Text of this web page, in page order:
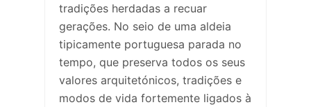
tradições herdadas a recuar
gerações. No seio de uma aldeia
tipicamente portuguesa parada no
tempo, que preserva todos os seus
valores arquitetónicos, tradições e
modos de vida fortemente ligados à